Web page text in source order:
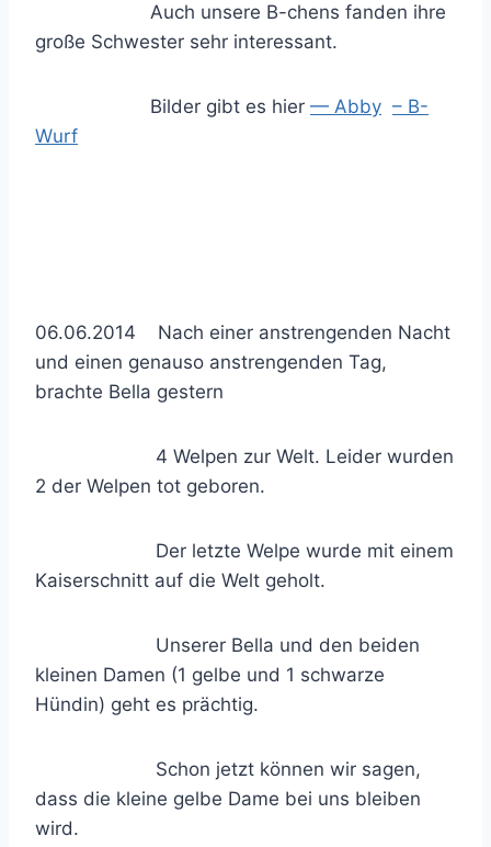
Auch unsere B-chens fanden ihre
große Schwester sehr interessant.
Bilder gibt es hier — Abby – B-
Wurf
06.06.2014 Nach einer anstrengenden Nacht
und einen genauso anstrengenden Tag,
brachte Bella gestern
4 Welpen zur Welt. Leider wurden
2 der Welpen tot geboren.
Der letzte Welpe wurde mit einem
Kaiserschnitt auf die Welt geholt.
Unserer Bella und den beiden
kleinen Damen (1 gelbe und 1 schwarze
Hündin) geht es prächtig.
Schon jetzt können wir sagen,
dass die kleine gelbe Dame bei uns bleiben
wird.